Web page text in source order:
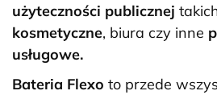
użyteczności publicznej
kosmetyczne, biura czy inne
usługowe.
Bateria Flexo to przede